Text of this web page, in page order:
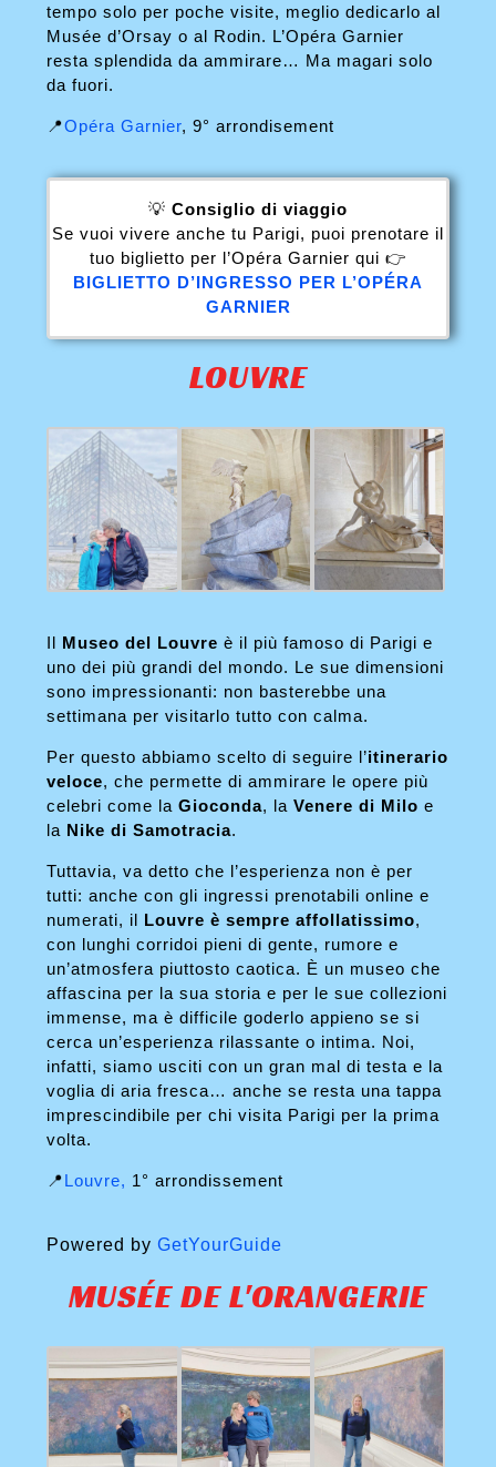
tempo solo per poche visite, meglio dedicarlo al
Musée d’Orsay o al Rodin. L’Opéra Garnier
resta splendida da ammirare… Ma magari solo
da fuori.
📍Opéra Garnier, 9° arrondisement
💡 Consiglio di viaggio
Se vuoi vivere anche tu Parigi, puoi prenotare il
tuo biglietto per l’Opéra Garnier qui 👉
BIGLIETTO D’INGRESSO PER L’OPÉRA
GARNIER
LOUVRE
Il Museo del Louvre è il più famoso di Parigi e
uno dei più grandi del mondo. Le sue dimensioni
sono impressionanti: non basterebbe una
settimana per visitarlo tutto con calma.
Per questo abbiamo scelto di seguire l’itinerario
veloce, che permette di ammirare le opere più
celebri come laGioconda, laVenere di Milo e
la Nike di Samotracia.
Tuttavia, va detto che l’esperienza non è per
tutti: anche con gli ingressi prenotabili online e
numerati, il Louvre è sempre affollatissimo,
con lunghi corridoi pieni di gente, rumore e
un’atmosfera piuttosto caotica. È un museo che
affascina per la sua storia e per le sue collezioni
immense, ma è difficile goderlo appieno se si
cerca un’esperienza rilassante o intima. Noi,
infatti, siamo usciti con un gran mal di testa e la
voglia di aria fresca… anche se resta una tappa
imprescindibile per chi visita Parigi per la prima
volta.
📍Louvre, 1° arrondissement
Powered byGetYourGuide
MUSÉE DE L'ORANGERIE